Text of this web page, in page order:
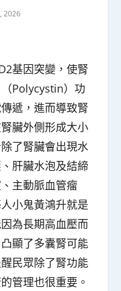
2026
基因突變，使腎
Polycystin）功
遞，進而導致腎
臟外側形成大小
了腎臟會出現水
肝臟水泡及結締
主動脈血管瘤
小鬼黃鴻升就是
為長期高血壓而
顯了多囊腎可能
民眾除了腎功能
管理也很重要。